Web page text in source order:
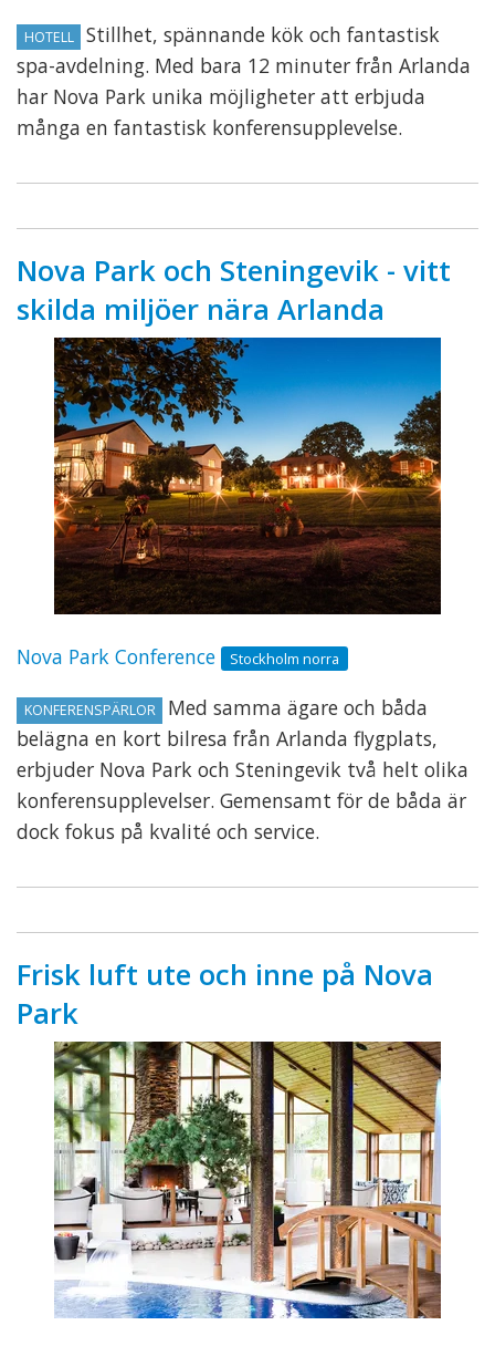
HOTELL
Stillhet, spännande kök och fantastisk
spa-avdelning. Med bara 12 minuter från Arlanda
har Nova Park unika möjligheter att erbjuda
många en fantastisk konferensupplevelse.
Nova Park och Steningevik - vitt
skilda miljöer nära Arlanda
Nova Park Conference Stockholm norra
KONFERENSPÄRLOR
Med samma ägare och båda
belägna en kort bilresa från Arlanda flygplats,
erbjuder Nova Park och Steningevik två helt olika
konferensupplevelser. Gemensamt för de båda är
dock fokus på kvalité och service.
Frisk luft ute och inne på Nova
Park